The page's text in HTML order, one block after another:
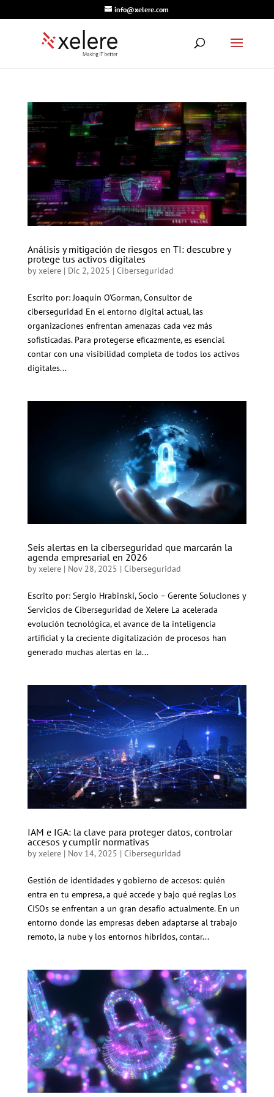
info@xelere.com
Análisis y mitigación de riesgos en TI: descubre y
protege tus activos digitales
by xelere| Dic 2, 2025 | Ciberseguridad
Escrito por: Joaquín O’Gorman, Consultor de
ciberseguridad En el entorno digital actual, las
organizaciones enfrentan amenazas cada vez más
sofisticadas. Para protegerse eficazmente, es esencial
contar con una visibilidad completa de todos los activos
digitales...
Seis alertas en la ciberseguridad que marcarán la
agenda empresarial en 2026
byxelere| Nov 28, 2025 | Ciberseguridad
Escrito por: Sergio Hrabinski, Socio – Gerente Soluciones y
Servicios de Ciberseguridad de Xelere La acelerada
evolución tecnológica, el avance de la inteligencia
artificial y la creciente digitalización de procesos han
generado muchas alertas en la...
IAM e IGA: la clave para proteger datos, controlar
accesos y cumplir normativas
byxelere| Nov 14, 2025 | Ciberseguridad
Gestión de identidades y gobierno de accesos: quién
entra en tu empresa, a qué accede y bajo qué reglas Los
CISOs se enfrentan a un gran desafío actualmente. En un
entorno donde las empresas deben adaptarse al trabajo
remoto, la nube y los entornos híbridos, contar...